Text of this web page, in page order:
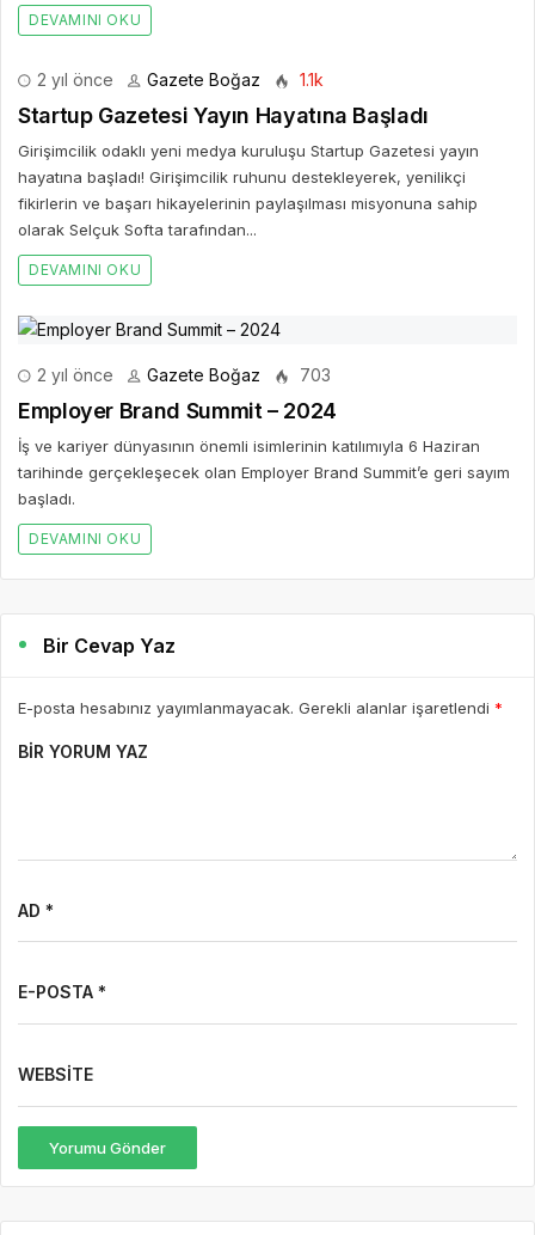
DEVAMINI OKU
2 yıl önce Gazete Boğaz 1.1k
Startup Gazetesi Yayın Hayatına Başladı
Girişimcilik odaklı yeni medya kuruluşu Startup Gazetesi yayın
hayatına başladı! Girişimcilik ruhunu destekleyerek, yenilikçi
fikirlerin ve başarı hikayelerinin paylaşılması misyonuna sahip
olarak Selçuk Softa tarafından...
DEVAMINI OKU
2 yıl önce Gazete Boğaz 703
Employer Brand Summit – 2024
İş ve kariyer dünyasının önemli isimlerinin katılımıyla 6 Haziran
tarihinde gerçekleşecek olan Employer Brand Summit’e geri sayım
başladı.
DEVAMINI OKU
Bir Cevap Yaz
E-posta hesabınız yayımlanmayacak. Gerekli alanlar işaretlendi *
BIR YORUM YAZ
AD *
E-POSTA *
WEBSITE
Yorumu Gönder